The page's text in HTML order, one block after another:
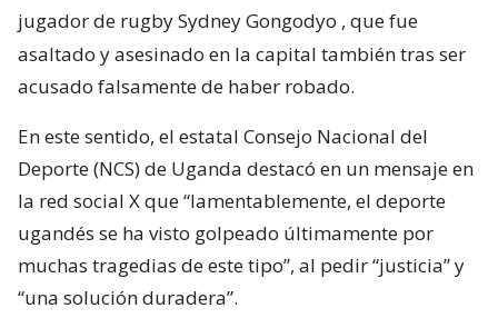
jugador de rugby Sydney Gongodyo , que fue
asaltado y asesinado en la capital también tras ser
acusado falsamente de haber robado.
En este sentido, el estatal Consejo Nacional del
Deporte (NCS) de Uganda destacó en un mensaje en
la red social X que “lamentablemente, el deporte
ugandés se ha visto golpeado últimamente por
muchas tragedias de este tipo”, al pedir “justicia” y
“una solución duradera”.